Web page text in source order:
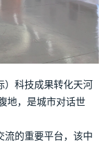
科技成果转化天河
地，是城市对话世
的重要平台，该中